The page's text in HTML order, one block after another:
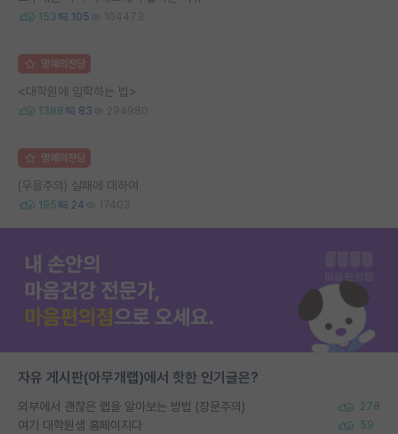
153 105 104473
명예의전당
<대학원에 입학하는 법>
1388 83 294980
명예의전당
(우울주의) 실패에 대하여
195 24 17403
자유 게시판(아무개랩)에서 핫한 인기글은?
외부에서 괜찮은 랩을 알아보는 방법 (장문주의) 278
여기 대학원생 홈페이지다 59